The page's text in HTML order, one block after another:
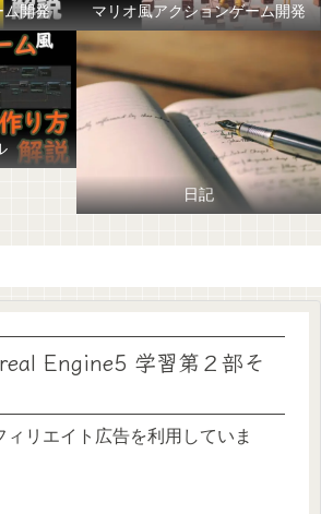
ム開発 マリオ風アクションゲーム開発
日記
Engine5 学習第２部そ
リエイト広告を利用していま